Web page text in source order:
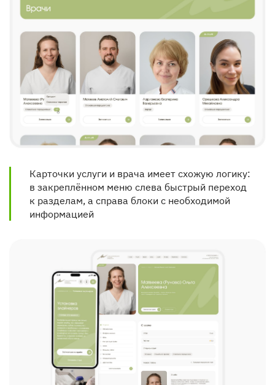
Карточки услуги и врача имеет схожую логику:
в закреплённом меню слева быстрый переход
к разделам, а справа блоки с необходимой
информацией